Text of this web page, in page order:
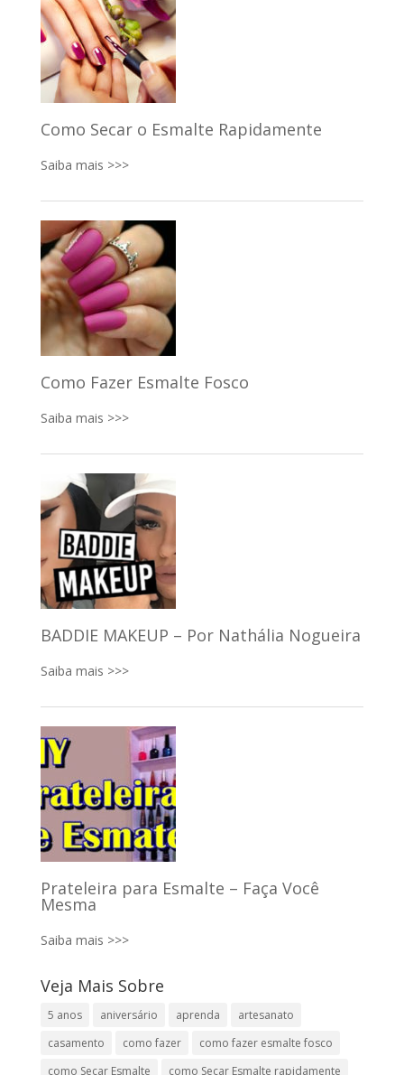
Como Secar o Esmalte Rapidamente
Saiba mais >>>
Como Fazer Esmalte Fosco
Saiba mais >>>
BADDIE MAKEUP – Por Nathália Nogueira
Saiba mais >>>
Prateleira para Esmalte – Faça Você
Mesma
Saiba mais >>>
Veja Mais Sobre
5 anos aniversário aprenda
artesanato
casamento
como fazer
como fazer esmalte fosco
como Secar Esmalte
como Secar Esmalte rapidamente